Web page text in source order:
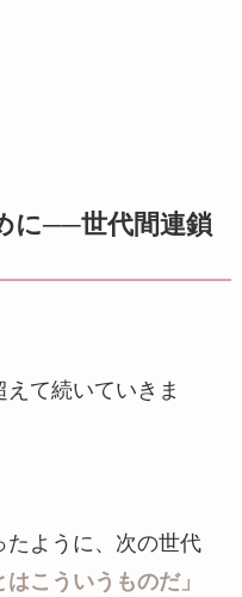
に──世代間連鎖
えて続いていきま
たように、次の世代
はこういうものだ」